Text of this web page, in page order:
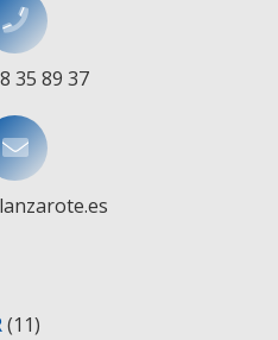
35 89 37
(11)